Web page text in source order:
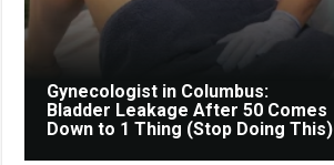
Gynecologist in Columbus:
Bladder Leakage After 50 Comes
Down to 1 Thing (Stop Doing This)